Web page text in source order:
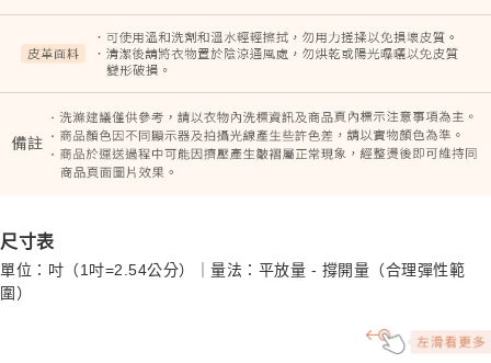
尺寸表
單位：吋（1吋=2.54公分）｜量法：平放量 - 撐開量（合理彈性範
圍）